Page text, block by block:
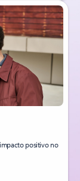
positivo no